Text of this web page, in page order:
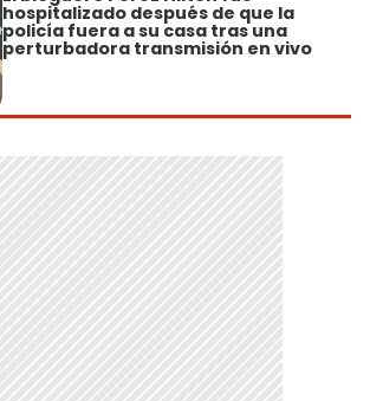
hospitalizado después de que la
policía fuera a su casa tras una
perturbadora transmisión en vivo